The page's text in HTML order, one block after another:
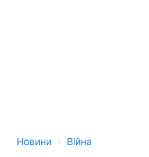
Новини › Війна